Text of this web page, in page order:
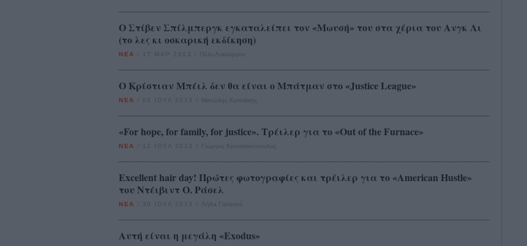
Ο Στίβεν Σπίλμπεργκ εγκαταλείπει τον «Μωυσή» του στα χέρια του Ανγκ Λι
(το λες κι οσκαρική εκδίκηση)
ΝΕΑ 17 ΜΑΡ 2013 Πόλυ Λυκούργου
O Κρίστιαν Μπέιλ δεν θα είναι ο Μπάτμαν στο «Justice League»
ΝΕΑ 02 ΙΟΥΛ 2013 Μανώλης Κρανάκης
«For hope, for family, for justice». Τρέιλερ για το «Out of the Furnace»
ΝΕΑ 12 ΙΟΥΛ 2013 Γιώργος Κρασσακόπουλος
Excellent hair day! Πρώτες φωτογραφίες και τρέιλερ για το «American Hustle»
του Ντέιβιντ Ο. Ράσελ
ΝΕΑ 30 ΙΟΥΛ 2013 Λήδα Γαλανού
Αυτή είναι η μεγάλη «Exodus»